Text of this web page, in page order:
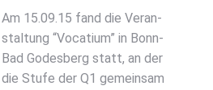
Am 15.09.15 fand die Ver­an­
stal­tung “Voca­ti­um” in Bonn-
Bad Godes­berg statt, an der
die Stu­fe der Q1 gemein­sam